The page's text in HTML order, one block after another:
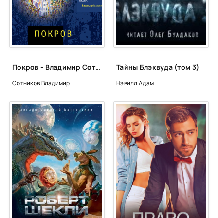
Глава 24
Глава 25
Глава 26
Глава 30
Глава 31
Глава 32
Глава 33
Глава 34
Эпилог
Покров - Владимир Сотников
Сотников Владимир
Тайны Блэквуда (том 3)
Нэвилл Адам